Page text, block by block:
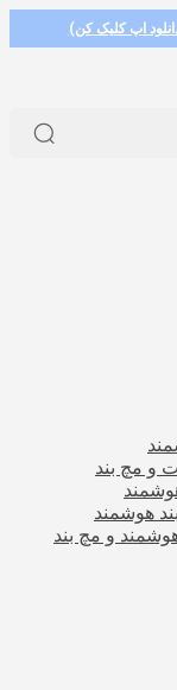
اپ کلیک کن)
و مچ بند
هوشمند
و مچ بند